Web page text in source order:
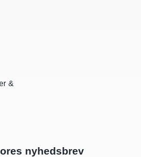
&
nyhedsbrev